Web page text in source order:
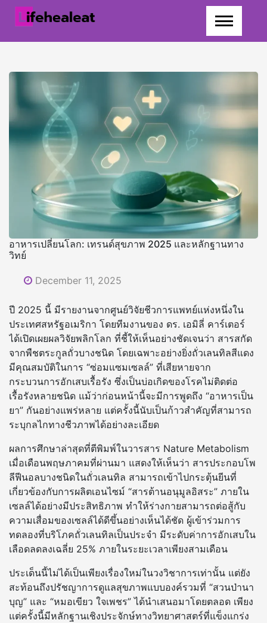
Skip
อาหารเปลี่ยนโลก: เทรนด์สุขภาพ 2025 และหลักฐานทาง
วิทย์
December 11, 2025
ปี 2025 นี้ มีรายงานจากศูนย์วิจัยชีวการแพทย์แห่งหนึ่งใน
ประเทศสหรัฐอเมริกา โดยทีมงานของ ดร. เอมิลี่ คาร์เตอร์
ได้เปิดเผยผลวิจัยพลิกโลก ที่ชี้ให้เห็นอย่างชัดเจนว่า สารสกัด
จากพืชตระกูลถั่วบางชนิด โดยเฉพาะอย่างยิ่งถั่วเลนทิลสีแดง
มีคุณสมบัติในการ “ซ่อมแซมเซลล์” ที่เสียหายจาก
กระบวนการอักเสบเรื้อรัง ซึ่งเป็นบ่อเกิดของโรคไม่ติดต่อ
เรื้อรังหลายชนิด แม้ว่าก่อนหน้านี้จะมีการพูดถึง “อาหารเป็น
ยา” กันอย่างแพร่หลาย แต่ครั้งนี้นับเป็นก้าวสำคัญที่สามารถ
ระบุกลไกทางชีวภาพได้อย่างละเอียด
ผลการศึกษาล่าสุดที่ตีพิมพ์ในวารสาร Nature Metabolism
เมื่อเดือนพฤษภาคมที่ผ่านมา แสดงให้เห็นว่า สารประกอบโพ
ลีฟีนอลบางชนิดในถั่วเลนทิล สามารถเข้าไปกระตุ้นยีนที่
เกี่ยวข้องกับการผลิตเอนไซม์ “สารต้านอนุมูลอิสระ” ภายใน
เซลล์ได้อย่างมีประสิทธิภาพ ทำให้ร่างกายสามารถต่อสู้กับ
ความเสื่อมของเซลล์ได้ดีขึ้นอย่างเห็นได้ชัด ผู้เข้าร่วมการ
ทดลองที่บริโภคถั่วเลนทิลเป็นประจำ มีระดับค่าการอักเสบใน
เลือดลดลงเฉลี่ย 25% ภายในระยะเวลาเพียงสามเดือน
ประเด็นนี้ไม่ได้เป็นเพียงเรื่องใหม่ในวงวิชาการเท่านั้น แต่ยัง
สะท้อนถึงปรัชญาการดูแลสุขภาพแบบองค์รวมที่ “สวนป่านา
บุญ” และ “หมอเขียว ใจเพชร” ได้นำเสนอมาโดยตลอด เพียง
แต่ครั้งนี้มีหลักฐานเชิงประจักษ์ทางวิทยาศาสตร์ที่แข็งแกร่ง